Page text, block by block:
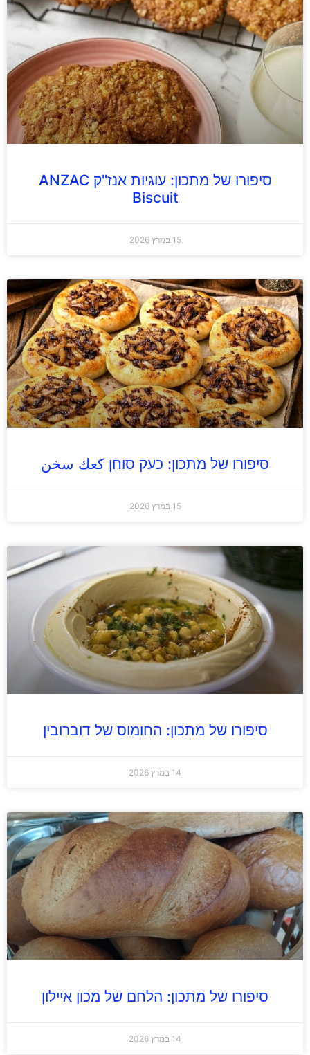
סיפורו של מתכון: עוגיות אנז"ק ANZAC
Biscuit
15 במרץ 2026
סיפורו של מתכון: כעק סוחן كعك سخن
15 במרץ 2026
סיפורו של מתכון: החומוס של דוברובין
14 במרץ 2026
סיפורו של מתכון: הלחם של מכון איילון
14 במרץ 2026